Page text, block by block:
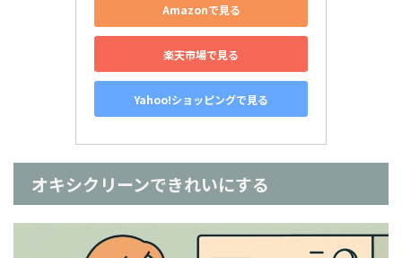
Amazonで見る
楽天市場で見る
Yahoo!ショッピングで見る
オキシクリーンできれいにする